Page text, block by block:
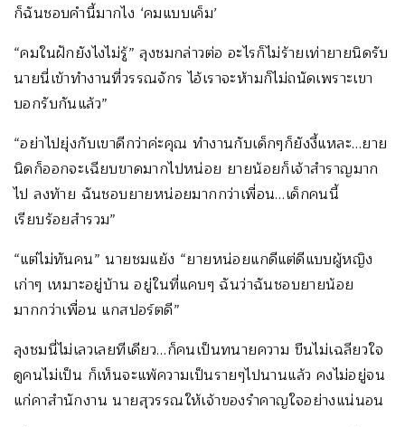
ก็ฉันชอบคำนี้มากไง ‘คมแบบเค็ม’
“คมในฝักยังไงไม่รู้” ลุงชมกล่าวต่อ อะไรก็ไม่ร้ายเท่ายายนิดรับ
นายนี่เข้าทำงานที่วรรณจักร ไอ้เราจะห้ามก็ไม่ถนัดเพราะเขา
บอกรับกันแล้ว”
“อย่าไปยุ่งกับเขาดีกว่าค่ะคุณ ทำงานกับเด็กๆก็ยังงี้แหละ…ยาย
นิดก็ออกจะเฉียบขาดมากไปหน่อย ยายน้อยก็เจ้าสำราญมาก
ไป ลงท้าย ฉันชอบยายหน่อยมากกว่าเพื่อน…เด็กคนนี้
เรียบร้อยสำรวม”
“แต่ไม่ทันคน” นายชมแย้ง “ยายหน่อยแกดีแต่ดีแบบผู้หญิง
เก่าๆ เหมาะอยู่บ้าน อยู่ในที่แคบๆ ฉันว่าฉันชอบยายน้อย
มากกว่าเพื่อน แกสปอร์ตดี”
ลุงชมนี่ไม่เลวเลยทีเดียว…ก็คนเป็นทนายความ ขืนไม่เฉลียวใจ
ดูคนไม่เป็น ก็เห็นจะแพ้ความเป็นรายๆไปนานแล้ว คงไม่อยู่จน
แก่คาสำนักงาน นายสุวรรณให้เจ้าของรำคาญใจอย่างแน่นอน